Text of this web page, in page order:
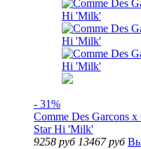
- 31%
Comme Des Garcons
Star Hi 'Milk'
9258 руб 13467 руб